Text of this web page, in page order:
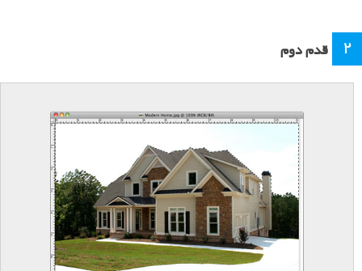
۲ قدم دوم